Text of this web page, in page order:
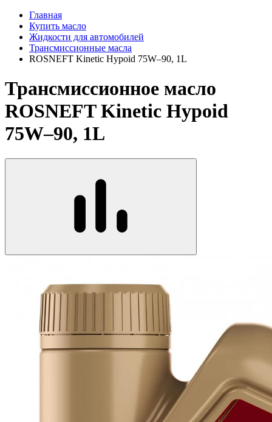
Главная
Купить масло
Жидкости для автомобилей
Трансмиссионные масла
ROSNEFT Kinetic Hypoid 75W–90, 1L
Трансмиссионное масло
ROSNEFT Kinetic Hypoid
75W–90, 1L